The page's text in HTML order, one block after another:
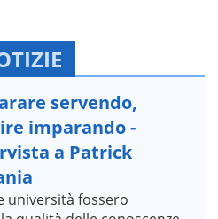
servendo,
imparando -
a Patrick
università fossero